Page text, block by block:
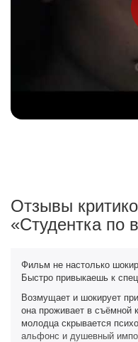
Отзывы
«Студентка по
Фильм не настолько
Быстро привыкаешь к
Возмущает и шокирует
она проживает в съёмной
молодца скрывается
альфонс и душевный